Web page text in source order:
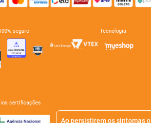
seguro tecnologia
certificações
Ao persistirem os sintomas o